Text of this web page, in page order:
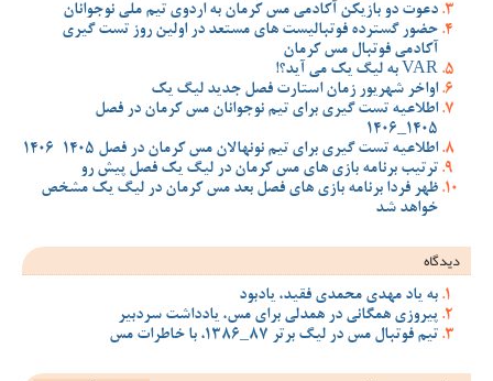
دعوت دو بازیکن آکادمی مس کرمان به اردوی تیم ملی نوجوانان
حضور گسترده فوتبالیست های مستعد در اولین روز تست گیری
آکادمی فوتبال مس کرمان
VAR به لیگ یک می آید؟!
اواخر شهریور زمان استارت فصل جدید لیگ یک
اطلاعیه تست گیری برای تیم نوجوانان مس کرمان در فصل
1405_1406
اطلاعیه تست گیری برای تیم نونهالان مس کرمان در فصل 1405-1406
ترتیب برنامه بازی های مس کرمان در لیگ یک فصل پیش رو
ظهر فردا برنامه بازی های فصل بعد مس کرمان در لیگ یک مشخص
خواهد شد
دیدگاه
به یاد مهدی محمدی فقید، یادبود
پیروزی همگانی در همدلی برای مس، یادداشت سردبیر
تیم فوتبال مس در لیگ برتر 87_1386، با خاطرات مس